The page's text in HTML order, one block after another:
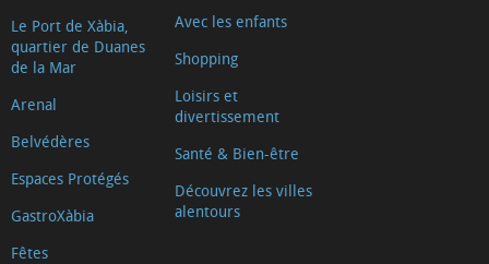
Le Port de Xàbia,
quartier de Duanes
de la Mar
Arenal
Belvédères
Espaces Protégés
GastroXàbia
Fêtes
Avec les enfants
Shopping
Loisirs et
divertissement
Santé & Bien-être
Découvrez les villes
alentours